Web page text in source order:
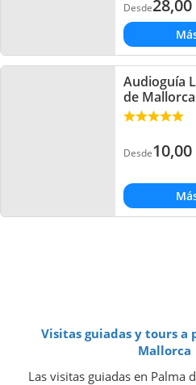
Desde28,00
Audioguía
de Mallorca
Desde10,00
Visitas guiadas y tours a
Mallorca
Las visitas guiadas en Palma